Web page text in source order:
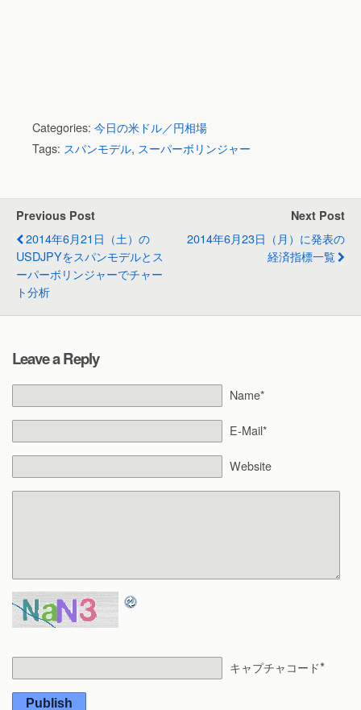
Categories: 今日の米ドル／円相場
Tags: スパンモデル, スーパーボリンジャー
Previous Post
2014年6月21日（土）の
USDJPYをスパンモデルとス
ーパーボリンジャーでチャー
ト分析
Next Post
2014年6月23日（月）に発表の
経済指標一覧
Leave a Reply
Name*
E-Mail*
Website
キャプチャコード*
Publish